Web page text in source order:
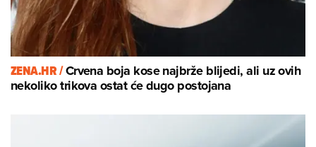
ZENA.HR /Crvena boja kose najbrže blijedi, ali uz ovih
nekoliko trikova ostat će dugo postojana